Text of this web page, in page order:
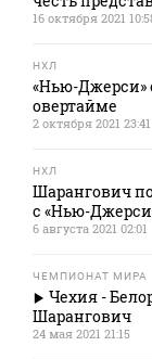
16 октября 2021
НХЛ
«Нью-Джерси»
овертайме
2 октября 2021 23:41
НХЛ
Шарангович
с «Нью-
6 августа 2021 02:01
ЧЕМПИОНАТ МИРА
Чехия -
Шарангович
24 мая 2021 21:15